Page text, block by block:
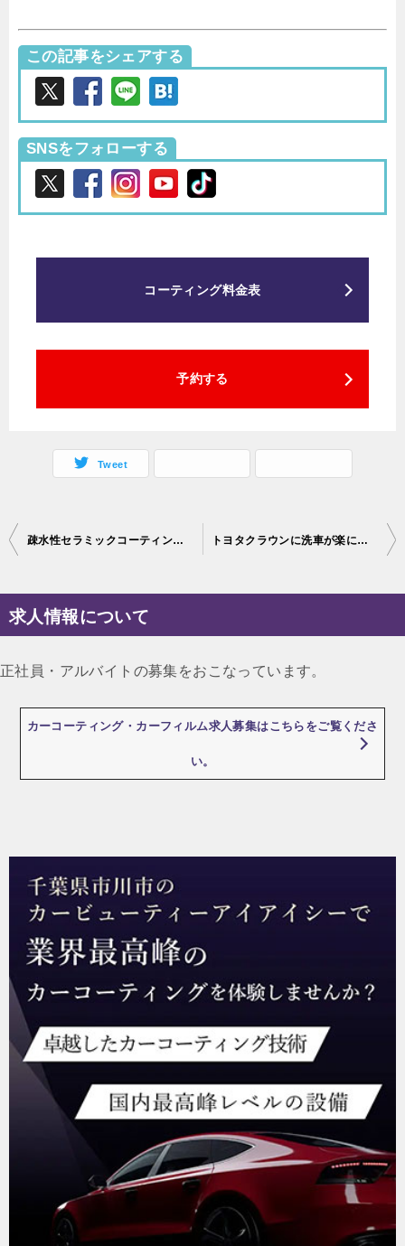
この記事をシェアする
SNSをフォローする
コーティング料金表
予約する
Tweet
投
ナ
ビ
ー
シ
疎水性セラミックコーティングをメルセデスベンツVクラスに施工致します♪ トヨタクラウンに洗車が楽になるceramicpro9Hの１レイヤ－を施工致しました。
求人情報について
正社員・アルバイトの募集をおこなっています。
カーコーティング・カーフィルム求人募集はこちらをご覧くださ
い。